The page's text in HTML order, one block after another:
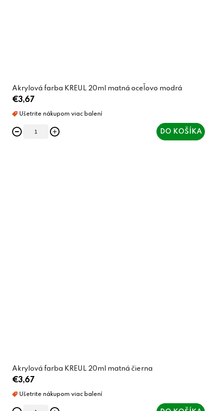
Akrylová farba KREUL 20ml matná oceľovo modrá
€3,67
DO KOŠÍKA
Akrylová farba KREUL 20ml matná čierna
€3,67